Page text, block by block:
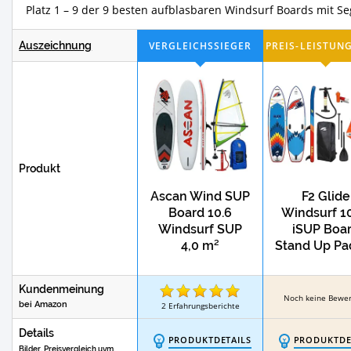
Tandem SUPsTest AKD SUP BoardsTest
SUP-Boards von WOWSEA Test SUP
AZTRON iSUP-BoardsTest F2 SUP Boards
Bestway Hydro-Force™ SUP-BoardsTest
SUP-TrockenanzügeTest SUPs von JP-
ALPIDEX SUP BoardsTest SUP
Starboard Touring SUPsTest Starboard
Platz 1 – 9 der 9 besten aufblasbaren Windsurf Boards mit
Auszeichnung
Produkt
Ascan Wind SUP
Board 10.6
Windsurf SUP
4,0 m²
F2 Glide
Windsurf
iSUP
Stand Up
Kundenmeinung
bei Amazon 2 Erfahrungsberichte
Noch keine
Details
Bilder, Preisvergleich uvm.
PRODUKTDETAILS